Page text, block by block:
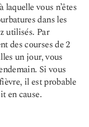
laquelle vous n’êtes
dans les
utilisés. Par
des courses de 2
un jour, vous
Si vous
il est probable
en cause.